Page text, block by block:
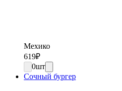
Мехико
619₽
0шт
Сочный бургер